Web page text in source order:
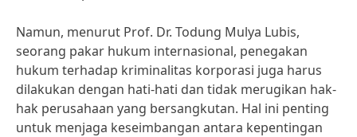
Namun, menurut Prof. Dr. Todung Mulya Lubis,
seorang pakar hukum internasional, penegakan
hukum terhadap kriminalitas korporasi juga harus
dilakukan dengan hati-hati dan tidak merugikan hak-
hak perusahaan yang bersangkutan. Hal ini penting
untuk menjaga keseimbangan antara kepentingan